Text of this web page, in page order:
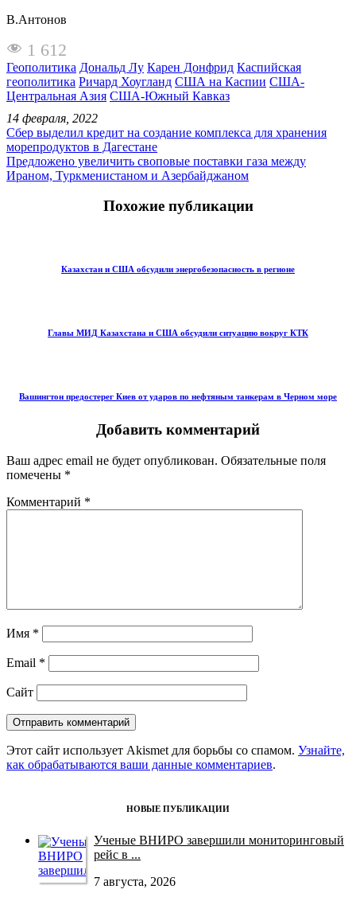
В.Антонов
1 612
Геополитика Дональд Лу Карен Донфрид Каспийская
геополитика Ричард Хоугланд США на Каспии США-
Центральная Азия США-Южный Кавказ
14 февраля, 2022
Сбер выделил кредит на создание комплекса для хранения
морепродуктов в Дагестане
Предложено увеличить своповые поставки газа между
Ираном, Туркменистаном и Азербайджаном
Похожие публикации
Казахстан и США обсудили энергобезопасность в регионе
Главы МИД Казахстана и США обсудили ситуацию вокруг КТК
Вашингтон предостерег Киев от ударов по нефтяным танкерам в Черном море
Добавить комментарий
Ваш адрес email не будет опубликован. Обязательные поля
помечены *
Комментарий *
Имя *
Email *
Сайт
Этот сайт использует Akismet для борьбы со спамом. Узнайте,
как обрабатываются ваши данные комментариев.
НОВЫЕ ПУБЛИКАЦИИ
Ученые ВНИРО завершили мониторинговый
рейс в ...
7 августа, 2026